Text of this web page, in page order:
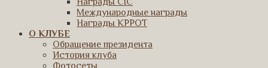
Международные награды
Награды КРРОТ
О КЛУБЕ
Обращение президента
История клуба
Фотосеты